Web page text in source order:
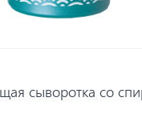
сыворотка со